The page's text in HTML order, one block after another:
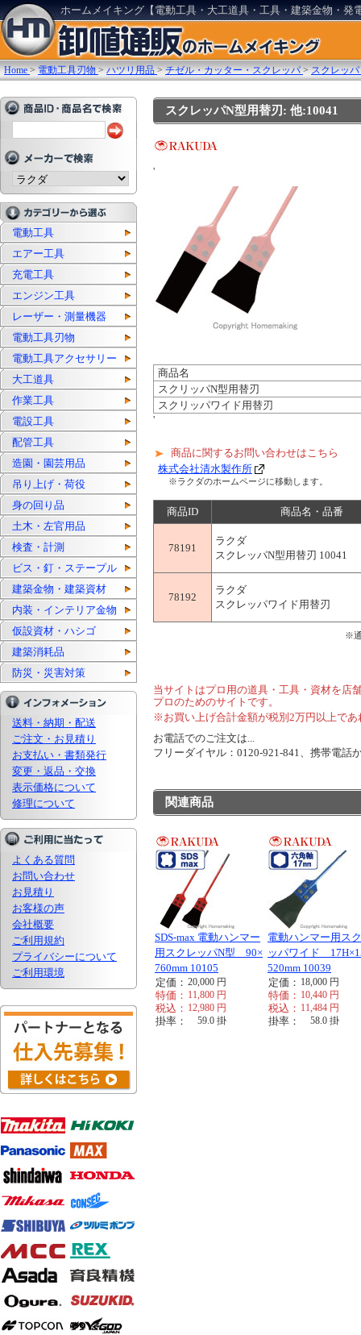
ホームメイキング【電動工具・大工道具・工具・建築金物・発
Home >電動工具刃物 >ハツリ用品 >チゼル・カッター・スクレッパ >スクレッパ
電動工具
エアー工具
充電工具
エンジン工具
レーザー・測量機器
電動工具刃物
電動工具アクセサリー
大工道具
作業工具
電設工具
配管工具
造園・園芸用品
吊り上げ・荷役
身の回り品
土木・左官用品
検査・計測
ビス・釘・ステープル
建築金物・建築資材
内装・インテリア金物
仮設資材・ハシゴ
建築消耗品
防災・災害対策
送料・納期・配送
ご注文・お見積り
お支払い・書類発行
変更・返品・交換
表示価格について
修理について
よくある質問
お問い合わせ
お見積り
お客様の声
会社概要
ご利用規約
プライバシーについて
ご利用環境
スクレッパN型用替刃: 他:10041
'
商品名
スクリッパN型用替刃
スクリッパワイド用替刃
'
商品に関するお問い合わせはこちら
株式会社清水製作所
※ラクダのホームページに移動します。
商品ID 商品名・品番
78191
ラクダ
スクレッパN型用替刃 10041
78192
ラクダ
スクレッパワイド用替刃
※
当サイトはプロ用の道具・工具・資材を店
プロのためのサイトです。
※お買い上げ合計金額が税別2万円以上で
お電話でのご注文は...
フリーダイヤル：0120-921-841、携帯電
関連商品
SDS-max 電動ハンマー
用スクレッパN型 90×
760mm 10105
定価： 20,000 円
特価： 11,800 円
税込： 12,980 円
掛率： 59.0 掛
電動ハンマー用ス
ッパワイド
520mm 10039
定価： 18,000 円
特価： 10,440 円
税込： 11,484 円
掛率： 58.0 掛